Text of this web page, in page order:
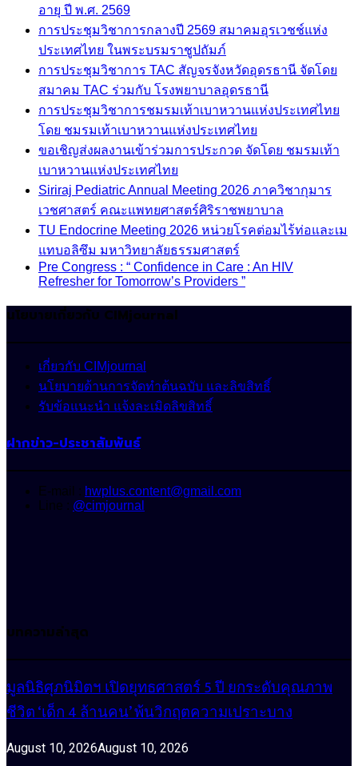
อายุ ปี พ.ศ. 2569
การประชุมวิชาการกลางปี 2569 สมาคมอุรเวชช์แห่ง
ประเทศไทย ในพระบรมราชูปถัมภ์
การประชุมวิชาการ TAC สัญจรจังหวัดอุดรธานี จัดโดย
สมาคม TAC ร่วมกับ โรงพยาบาลอุดรธานี
การประชุมวิชาการชมรมเท้าเบาหวานแห่งประเทศไทย
โดย ชมรมเท้าเบาหวานแห่งประเทศไทย
ขอเชิญส่งผลงานเข้าร่วมการประกวด จัดโดย ชมรมเท้า
เบาหวานแห่งประเทศไทย
Siriraj Pediatric Annual Meeting 2026 ภาควิชากุมาร
เวชศาสตร์ คณะแพทยศาสตร์ศิริราชพยาบาล
TU Endocrine Meeting 2026 หน่วยโรคต่อมไร้ท่อและเม
แทบอลิซึม มหาวิทยาลัยธรรมศาสตร์
Pre Congress : “ Confidence in Care : An HIV
Refresher for Tomorrow’s Providers ”
นโยบายเกี่ยวกับ CIMjournal
เกี่ยวกับ CIMjournal
นโยบายด้านการจัดทำต้นฉบับ และลิขสิทธิ์
รับข้อแนะนำ แจ้งละเมิดลิขสิทธิ์
ฝากข่าว-ประชาสัมพันธ์
E-mail : hwplus.content@gmail.com
Line : @cimjournal
บทความล่าสุด
มูลนิธิศุภนิมิตฯ เปิดยุทธศาสตร์ 5 ปี ยกระดับคุณภาพ
ชีวิต ‘เด็ก 4 ล้านคน’ พ้นวิกฤตความเปราะบาง
August 10, 2026August 10, 2026